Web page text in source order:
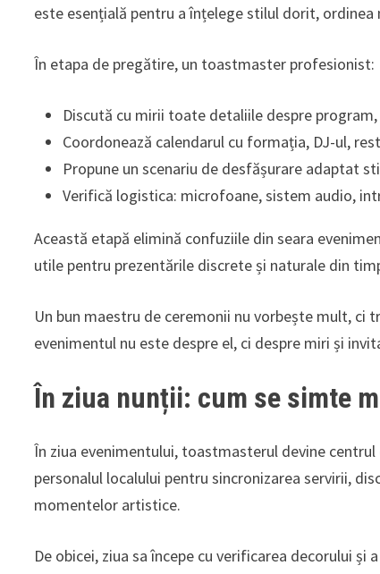
este esențială pentru a înțelege stilul dorit,
În etapa de pregătire, un toastmaster profesionist:
Discută cu mirii toate detaliile despre
Coordonează calendarul cu formația, DJ-ul,
Propune un scenariu de desfășurare adaptat
Verifică logistica: microfoane, sistem audio,
Această etapă elimină confuziile din seara
utile pentru prezentările discrete și naturale din
Un bun maestru de ceremonii nu vorbește mult, ci
evenimentul nu este despre el, ci despre miri și
În ziua nunții: cum se simte
În ziua evenimentului, toastmasterul devine
personalul localului pentru sincronizarea servirii,
momentelor artistice.
De obicei, ziua sa începe cu verificarea decorului